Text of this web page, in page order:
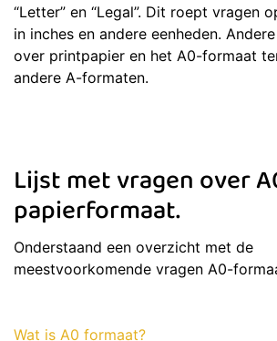
“Letter” en “Legal”. Dit roept vragen
in inches en andere eenheden.
over printpapier en het A0-formaat
andere A-formaten.
Lijst met vragen over
papierformaat.
Onderstaand een overzicht met de
meestvoorkomende vragen A0-
Wat is A0 formaat?